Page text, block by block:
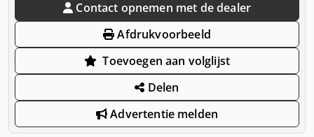
Contact opnemen met de dealer
Afdrukvoorbeeld
Toevoegen aan volglijst
Delen
Advertentie melden